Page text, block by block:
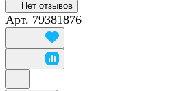
Нет отзывов
Арт. 79381876